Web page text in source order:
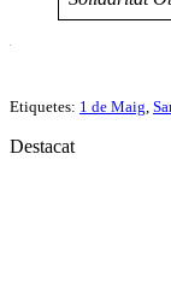
Etiquetes: 1 de Maig
Destacat